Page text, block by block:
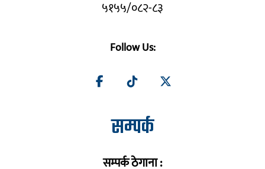
५१५५/०८२-८३
Follow Us:
सम्पर्क
सम्पर्क ठेगाना :